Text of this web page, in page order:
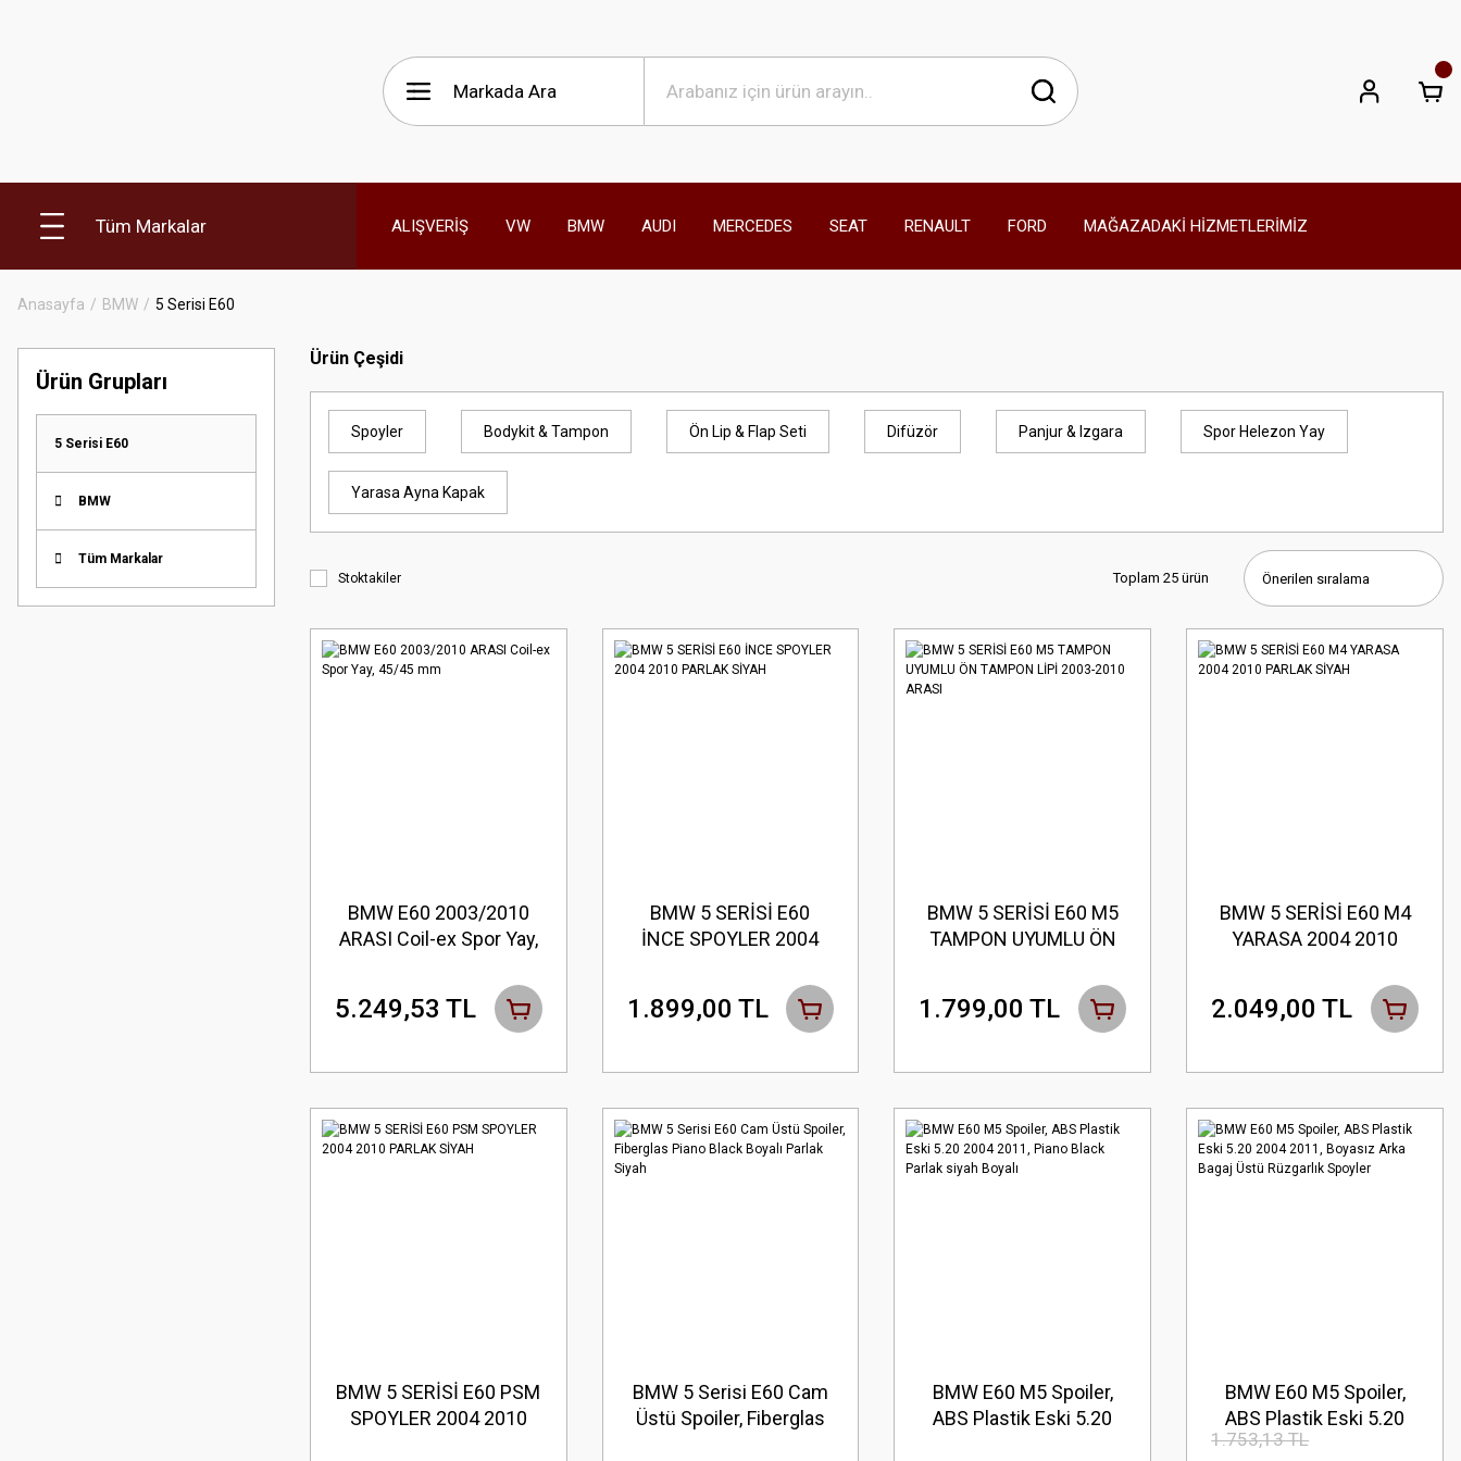
Tüm Markalar ALIŞVERİŞ VW BMW AUDI MERCEDES SEAT RENAULT FORD MAĞAZADAKİ HİZMETLERİMİZ
Anasayfa BMW 5 Serisi E60
Ürün Grupları
5 Serisi E60
BMW
Tüm Markalar
Ürün Çeşidi
Spoyler Bodykit & Tampon Ön Lip & Flap Seti Difüzör Panjur & Izgara Spor Helezon Yay
Yarasa Ayna Kapak
Stoktakiler Toplam 25 ürün
BMW E60 2003/2010
ARASI Coil-ex Spor Yay,
5.249,53 TL
BMW 5 SERİSİ E60
İNCE SPOYLER 2004
1.899,00 TL
BMW 5 SERİSİ E60 M5
TAMPON UYUMLU ÖN
1.799,00 TL
BMW 5 SERİSİ E60 M4
YARASA 2004 2010
2.049,00 TL
BMW 5 SERİSİ E60 PSM
SPOYLER 2004 2010
BMW 5 Serisi E60 Cam
Üstü Spoiler, Fiberglas
BMW E60 M5 Spoiler,
ABS Plastik Eski 5.20
BMW E60 M5 Spoiler,
ABS Plastik Eski 5.20
2004 2011, Boyasız
1.753,13 TL